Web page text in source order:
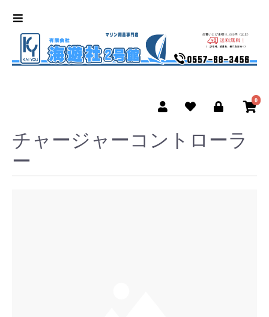
0
チャージャーコントローラ
ー